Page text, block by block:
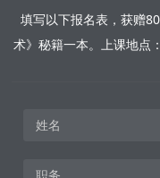
填写以下报名表，获赠
术》秘籍一本。上课地点